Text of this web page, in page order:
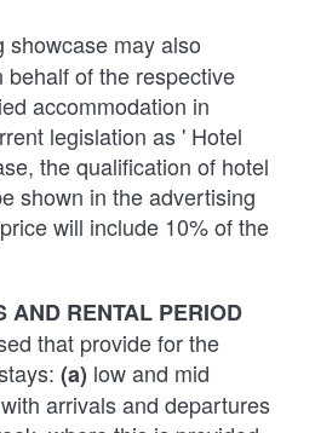
showcase may also
behalf of the respective
accommodation in
legislation as ' Hotel
the qualification of hotel
shown in the advertising
will include 10% of the
AND RENTAL PERIOD
that provide for the
(a) low and mid
arrivals and departures